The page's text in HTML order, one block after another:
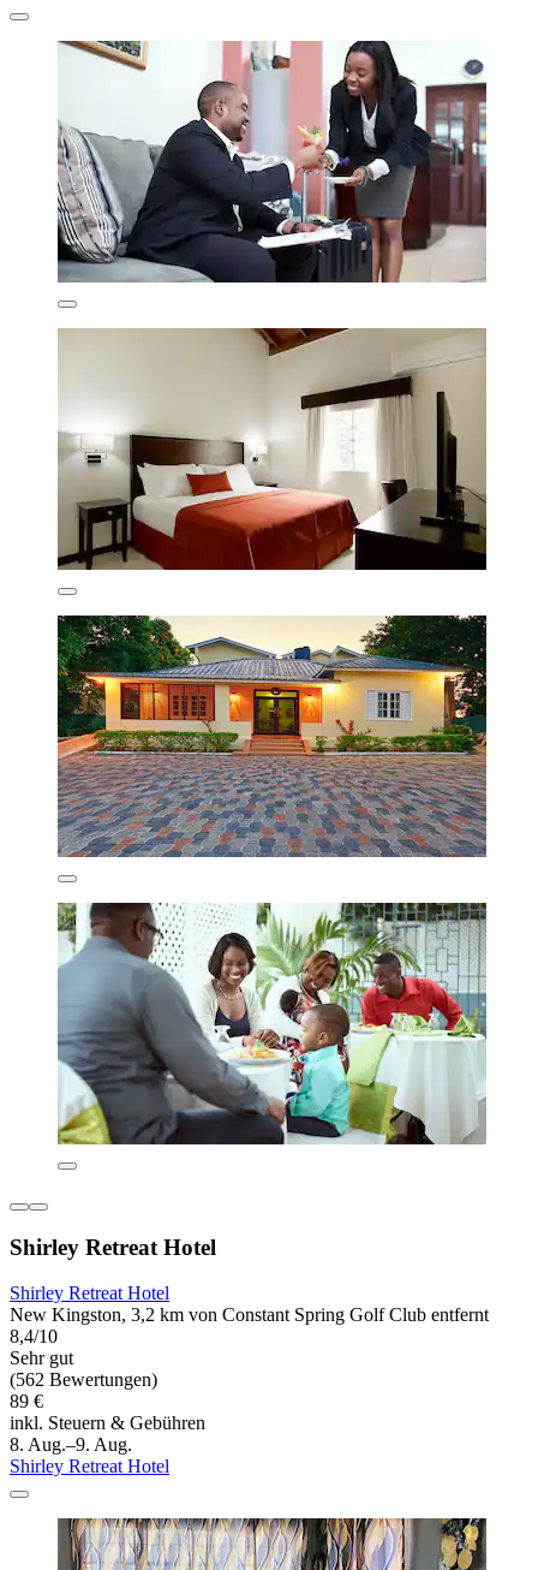
Shirley Retreat Hotel
Shirley Retreat Hotel
New Kingston, 3,2 km von Constant Spring Golf Club entfernt
8,4/10
Sehr gut
(562 Bewertungen)
89 €
inkl. Steuern & Gebühren
8. Aug.–9. Aug.
Shirley Retreat Hotel